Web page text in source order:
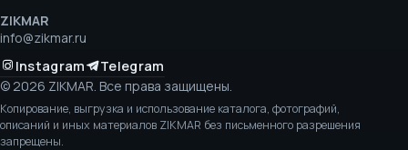
ZIKMAR
info@zikmar.ru
Instagram
Telegram
© 2026 ZIKMAR. Все права защищены.
Копирование, выгрузка и использование каталога, фотографий,
описаний и иных материалов ZIKMAR без письменного разрешения
запрещены.